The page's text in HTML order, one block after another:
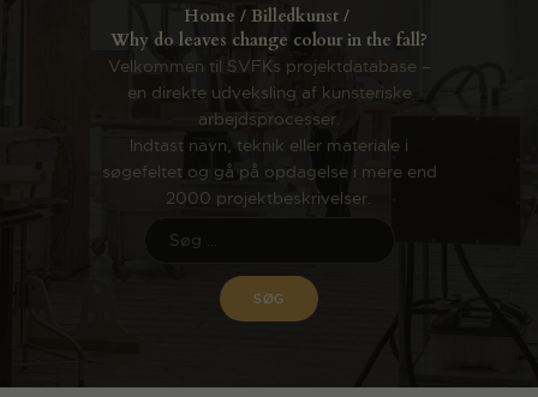
Home
Billedkunst
Why do leaves change colour in the fall?
Velkommen til SVFKs projektdatabase –
en direkte udveksling af kunsteriske
arbejdsprocesser.
Indtast navn, teknik eller materiale i
søgefeltet og gå på opdagelse i mere end
2000 projektbeskrivelser.
OM SVFK
ENGLISH